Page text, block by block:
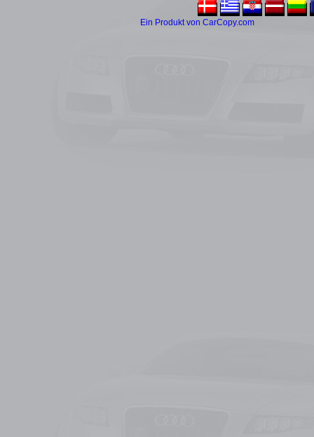
Ein Produkt von CarCopy.com